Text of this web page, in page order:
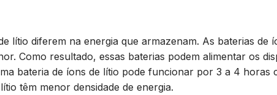
lítio diferem na energia que armazenam. As baterias de
Como resultado, essas baterias podem alimentar os
bateria de íons de lítio pode funcionar por 3 a 4 horas
têm menor densidade de energia.